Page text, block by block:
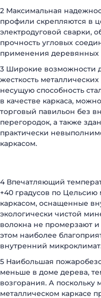
2 Максимальная
профили скрепляются в
электродуговой сварки,
прочность угловых
применения деревянных
3 Широкие возможности
жесткость
несущую способность
в качестве каркаса,
торговый павильон без
перегородок, а также
практически
каркасом.
4 Впечатляющий
+40 градусов по
каркасом, оснащенные
экологически чистой
волокна не промерзают
этом наиболее
внутренний
5 Наибольшая
меньше в доме дерева,
возгорания. А поскольку
металлическом каркасе